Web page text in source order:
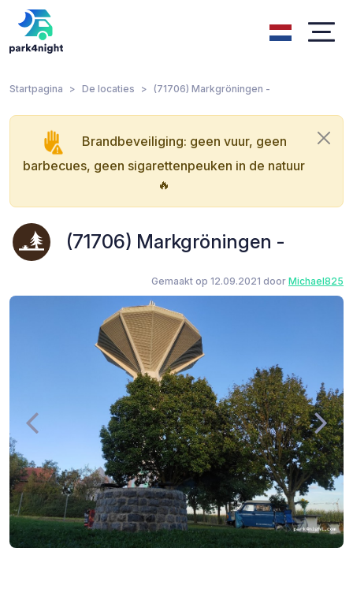
Startpagina De locaties (71706) Markgröningen -
Brandbeveiliging: geen vuur, geen
barbecues, geen sigarettenpeuken in de natuur
🔥
(71706) Markgröningen -
Gemaakt op 12.09.2021 door Michael825